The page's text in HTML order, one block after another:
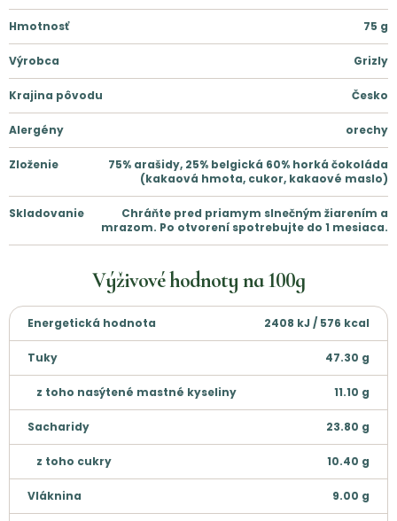
Hmotnosť 75 g
Výrobca Grizly
Krajina pôvodu Česko
Alergény orechy
Zloženie
75% arašidy, 25% belgická 60% horká čokoláda
(kakaová hmota, cukor, kakaové maslo)
Skladovanie
Chráňte pred priamym slnečným žiarením a
mrazom. Po otvorení spotrebujte do 1 mesiaca.
Výživové hodnoty na100g
Energetická hodnota 2408 kJ / 576 kcal
Tuky 47.30 g
z toho nasýtené mastné kyseliny 11.10 g
Sacharidy 23.80 g
z toho cukry 10.40 g
Vláknina 9.00 g